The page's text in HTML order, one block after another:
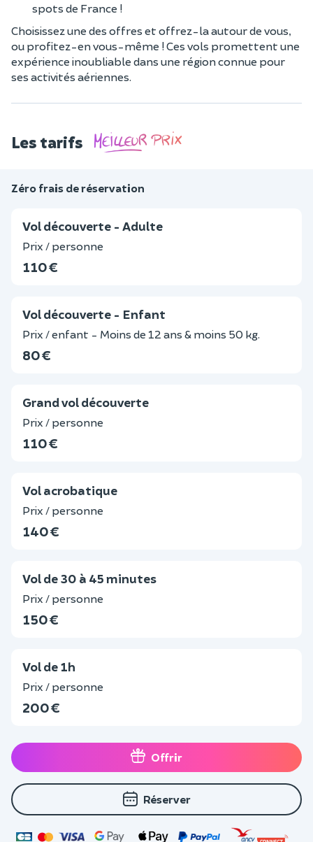
spots de France !
Choisissez une des offres et offrez-la autour de vous,
ou profitez-en vous-même ! Ces vols promettent une
expérience inoubliable dans une région connue pour
ses activités aériennes.
Les tarifs
Zéro frais de réservation
Vol découverte - Adulte
Prix / personne
110 €
Vol découverte - Enfant
Prix / enfant - Moins de 12 ans & moins 50 kg.
80 €
Grand vol découverte
Prix / personne
110 €
Vol acrobatique
Prix / personne
140 €
Vol de 30 à 45 minutes
Prix / personne
150 €
Vol de 1h
Prix / personne
200 €
Offrir
Réserver